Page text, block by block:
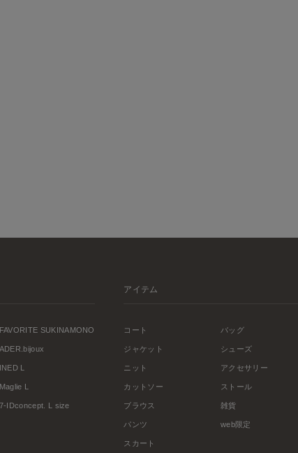
FAVORITE SUKINAMONO
ADER.bijoux
INED L
Maglie L
7-IDconcept. L size
アイテム
コート
ジャケット
ニット
カットソー
ブラウス
パンツ
スカート
バッグ
シューズ
アクセサリー
ストール
雑貨
web限定